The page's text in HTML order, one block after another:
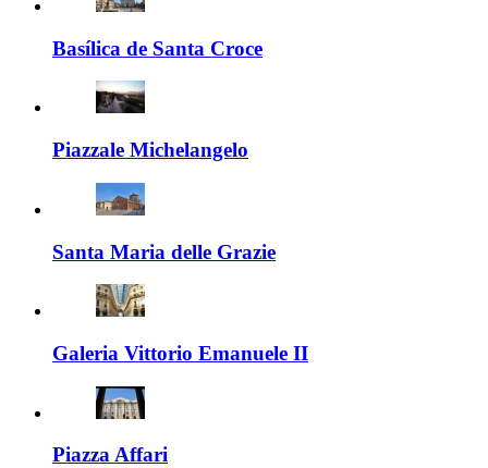
Basílica de Santa Croce
Piazzale Michelangelo
Santa Maria delle Grazie
Galeria Vittorio Emanuele II
Piazza Affari